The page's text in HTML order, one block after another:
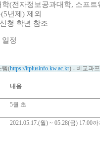
학(전자정보공과대학, 소프트
(5년제 ) 제외
학년 참조
정
템(https://itplusinfo.kw.ac.kr) - 비교과
내용
5월 초
2021.05.17.(월) ~ 05.28(금) 17:00까